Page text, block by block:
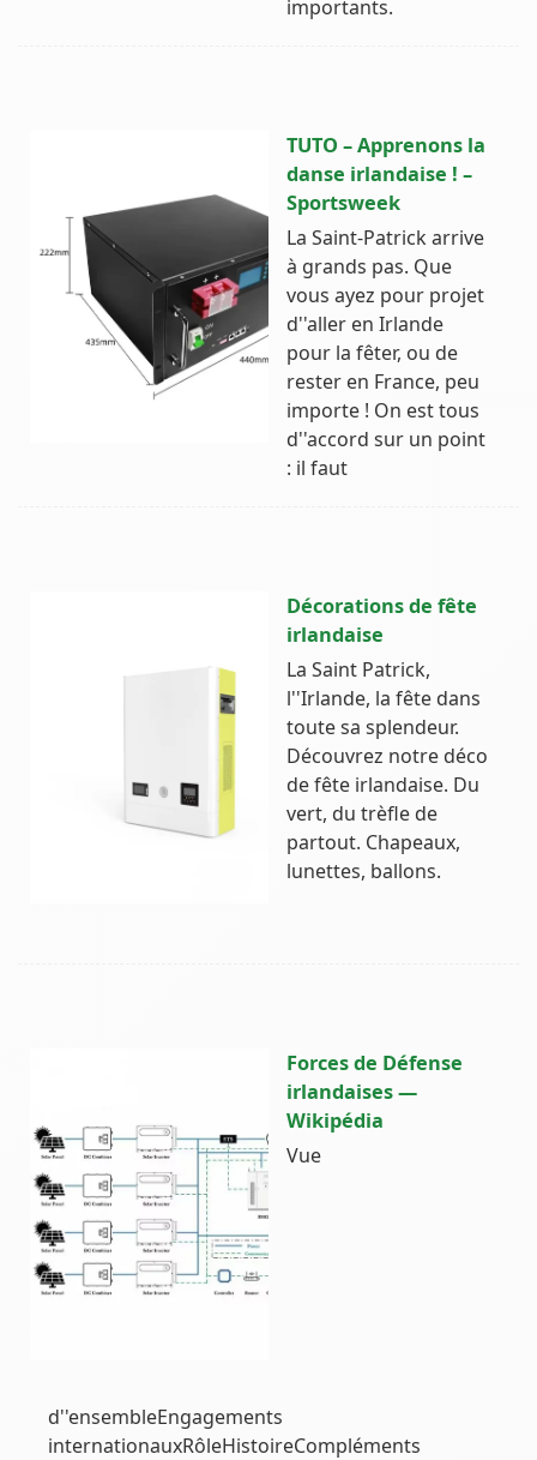
importants.
TUTO – Apprenons la
danse irlandaise ! –
Sportsweek
La Saint-Patrick arrive
à grands pas. Que
vous ayez pour projet
d''aller en Irlande
pour la fêter, ou de
rester en France, peu
importe ! On est tous
d''accord sur un point
: il faut
Décorations de fête
irlandaise
La Saint Patrick,
l''Irlande, la fête dans
toute sa splendeur.
Découvrez notre déco
de fête irlandaise. Du
vert, du trèfle de
partout. Chapeaux,
lunettes, ballons.
Forces de Défense
irlandaises —
Wikipédia
Vue
d''ensembleEngagements
internationauxRôleHistoireCompléments